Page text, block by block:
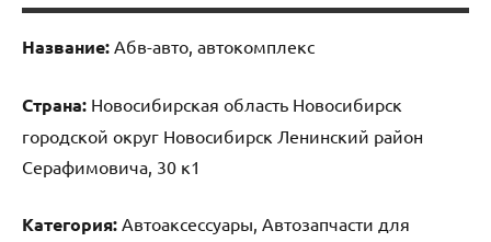
Название: Абв-авто, автокомплекс
Страна: Новосибирская область Новосибирск
городской округ Новосибирск Ленинский район
Серафимовича, 30 к1
Категория: Автоаксессуары, Автозапчасти для